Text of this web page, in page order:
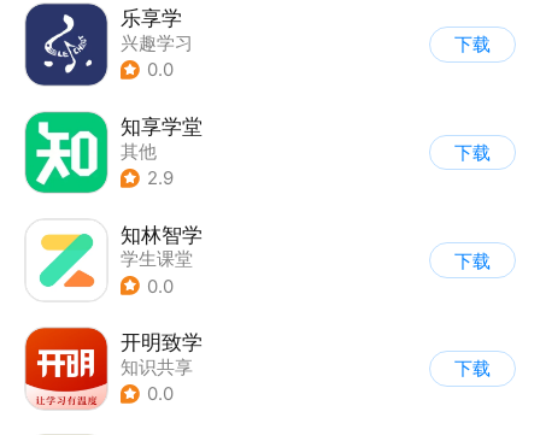
乐享学
兴趣学习
0.0
下载
知享学堂
其他
2.9
下载
知林智学
学生课堂
0.0
下载
开明致学
知识共享
0.0
下载